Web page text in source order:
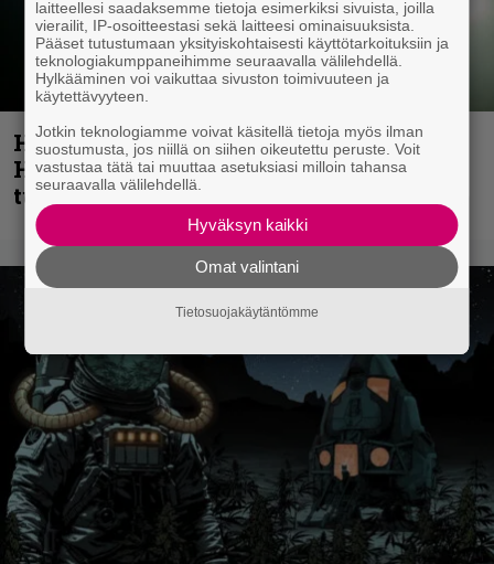
Helloween- ja Gamma Ray -mies Kai
Hansen julkaisi uuden maistiaisen
tulevalta soololevyltä
laitteellesi saadaksemme tietoja esimerkiksi sivuista, joilla
vierailit, IP-osoitteestasi sekä laitteesi ominaisuuksista.
Pääset tutustumaan yksityiskohtaisesti käyttötarkoituksiin ja
teknologiakumppaneihimme seuraavalla välilehdellä.
Hylkääminen voi vaikuttaa sivuston toimivuuteen ja
käytettävyyteen.
Jotkin teknologiamme voivat käsitellä tietoja myös ilman
suostumusta, jos niillä on siihen oikeutettu peruste. Voit
vastustaa tätä tai muuttaa asetuksiasi milloin tahansa
seuraavalla välilehdellä.
Hyväksyn kaikki
Omat valintani
Tietosuojakäytäntömme